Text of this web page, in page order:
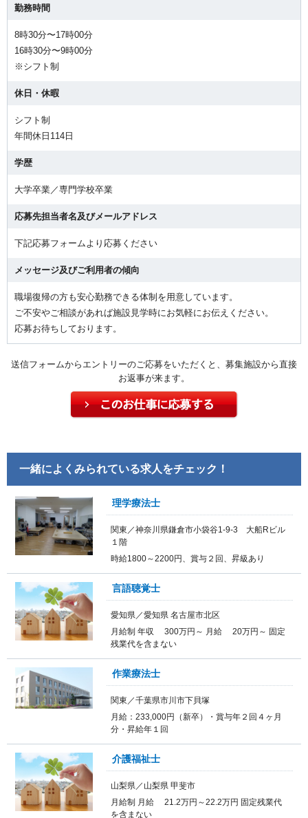
勤務時間
8時30分〜17時00分
16時30分〜9時00分
※シフト制
休日・休暇
シフト制
年間休日114日
学歴
大学卒業／専門学校卒業
応募先担当者名及びメールアドレス
下記応募フォームより応募ください
メッセージ及びご利用者の傾向
職場復帰の方も安心勤務できる体制を用意しています。
ご不安やご相談があれば施設見学時にお気軽にお伝えください。
応募お待ちしております。
送信フォームからエントリーのご応募をいただくと、募集施設から直接
お返事が来ます。
一緒によくみられている求人をチェック！
理学療法士
関東／神奈川県鎌倉市小袋谷1-9-3 大船Rビル
１階
時給1800～2200円、賞与２回、昇級あり
言語聴覚士
愛知県／愛知県 名古屋市北区
月給制 年収 300万円～ 月給 20万円～ 固定
残業代を含まない
作業療法士
関東／千葉県市川市下貝塚
月給：233,000円（新卒）・賞与年２回４ヶ月
分・昇給年１回
介護福祉士
山梨県／山梨県 甲斐市
月給制 月給 21.2万円～22.2万円 固定残業代
を含まない